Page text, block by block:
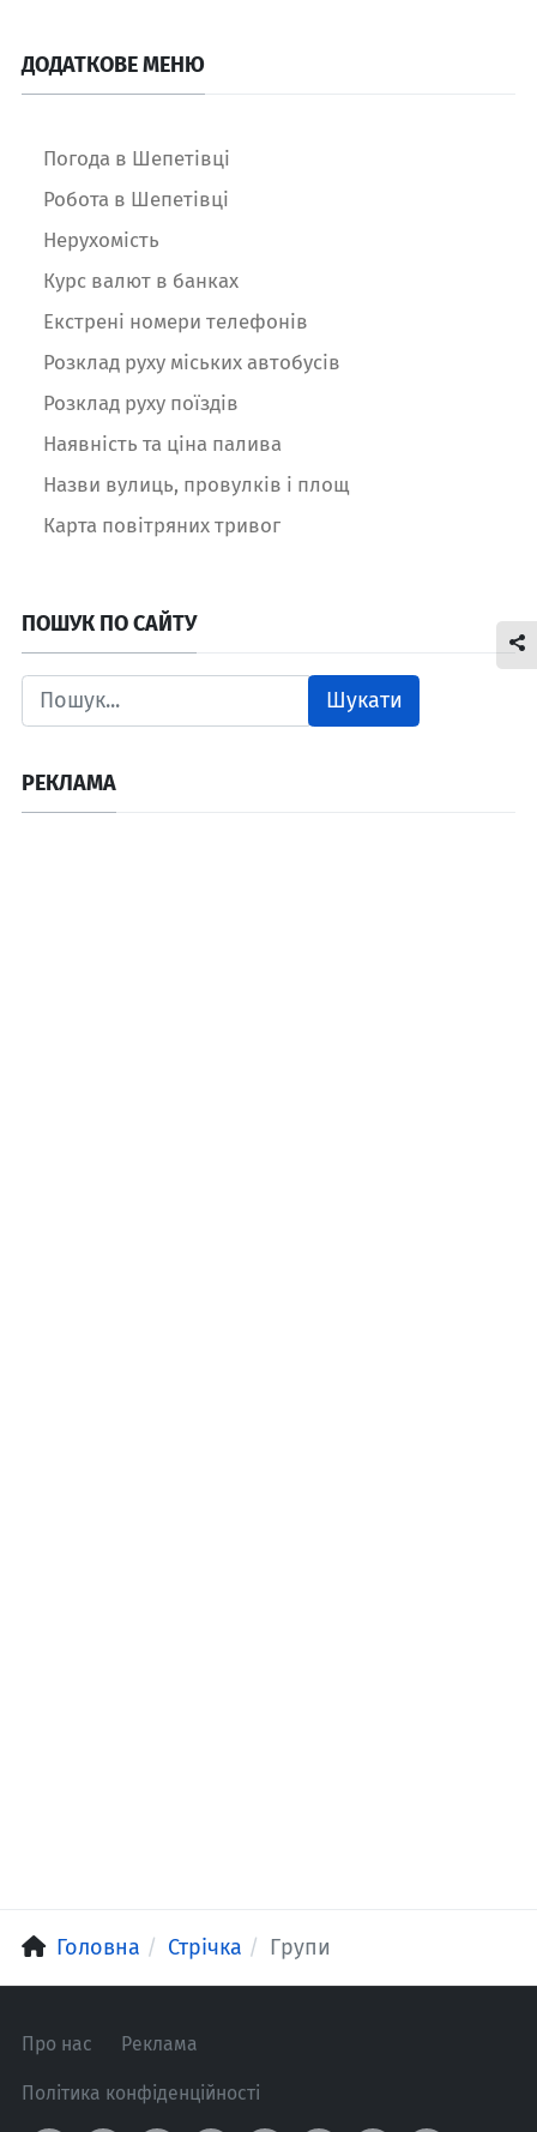
ДОДАТКОВЕ МЕНЮ
Погода в Шепетівці
Робота в Шепетівці
Нерухомість
Курс валют в банках
Екстрені номери телефонів
Розклад руху міських автобусів
Розклад руху поїздів
Наявність та ціна палива
Назви вулиць, провулків і площ
Карта повітряних тривог
ПОШУК ПО САЙТУ
Шукати
РЕКЛАМА
Головна Стрічка Групи
Про нас Реклама
Політика конфіденційності